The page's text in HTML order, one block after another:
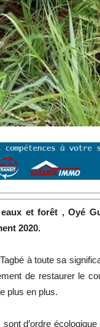
et forêt , Oyé
2020.
à toute sa
de restaurer le
plus en plus.
d’ordre